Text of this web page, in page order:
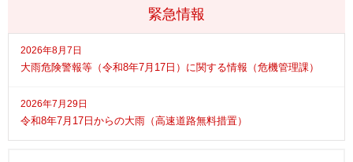
緊急情報
2026年8月7日
大雨危険警報等（令和8年7月17日）に関する情報（危機管理課）
2026年7月29日
令和8年7月17日からの大雨（高速道路無料措置）